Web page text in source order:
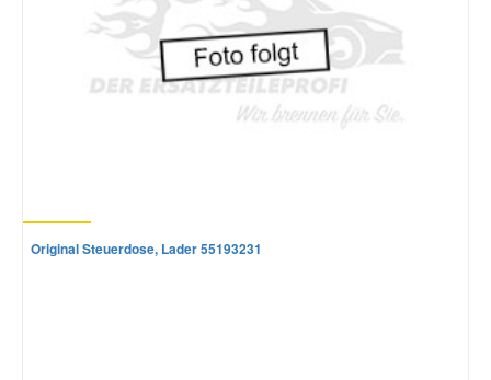
Original Steuerdose, Lader 55193231